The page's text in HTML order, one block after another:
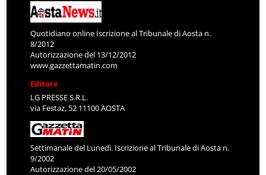
Quotidiano online Iscrizione al Tribunale di Aosta n.
8/2012
Autorizzazione del 13/12/2012
www.gazzettamatin.com
Editore
LG PRESSE S.R.L.
via Festaz, 52 11100 AOSTA
Settimanale del Lunedì. Iscrizione al Tribunale di Aosta n.
9/2002
Autorizzazione del 20/05/2002